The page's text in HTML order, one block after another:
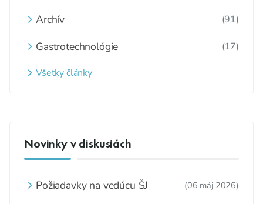
Archív (91)
Gastrotechnológie (17)
Všetky články
Novinky v diskusiách
Požiadavky na vedúcu ŠJ (06 máj 2026)